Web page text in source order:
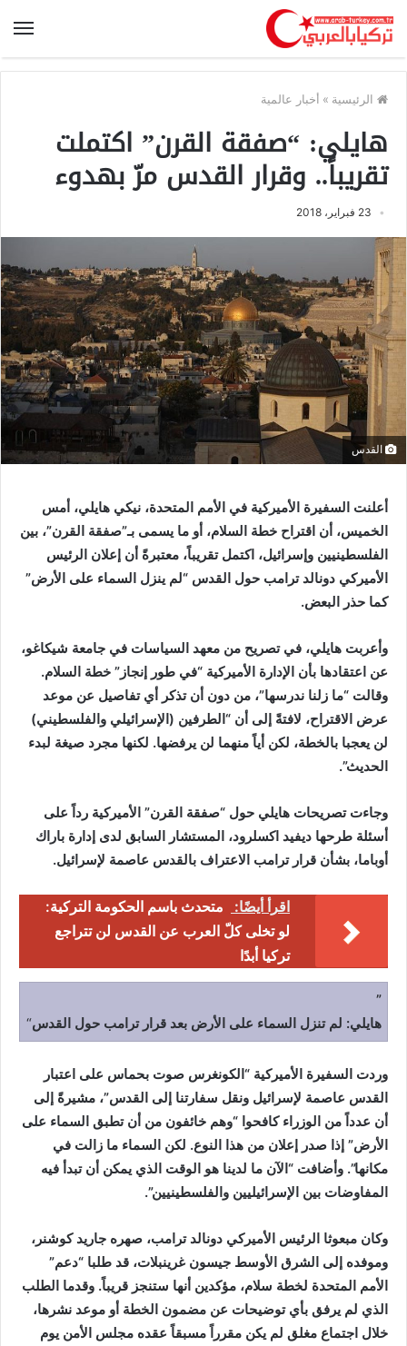
الرئيسية » أخبار عالمية
هايلي: “صفقة القرن” اكتملت
تقريباً.. وقرار القدس مرّ بهدوء
23 فبراير، 2018
القدس
أعلنت السفيرة الأميركية في الأمم المتحدة، نيكي هايلي، أمس
الخميس، أن اقتراح خطة السلام، أو ما يسمى بـ”صفقة القرن”، بين
الفلسطينيين وإسرائيل، اكتمل تقريباً، معتبرةً أن إعلان الرئيس
الأميركي دونالد ترامب حول القدس “لم ينزل السماء على الأرض”
كما حذر البعض.
وأعربت هايلي، في تصريح من معهد السياسات في جامعة شيكاغو،
عن اعتقادها بأن الإدارة الأميركية “في طور إنجاز” خطة السلام.
وقالت “ما زلنا ندرسها”، من دون أن تذكر أي تفاصيل عن موعد
عرض الاقتراح، لافتةً إلى أن “الطرفين (الإسرائيلي والفلسطيني)
لن يعجبا بالخطة، لكن أياً منهما لن يرفضها. لكنها مجرد صيغة لبدء
الحديث”.
وجاءت تصريحات هايلي حول “صفقة القرن” الأميركية رداً على
أسئلة طرحها ديفيد اكسلرود، المستشار السابق لدى إدارة باراك
أوباما، بشأن قرار ترامب الاعتراف بالقدس عاصمة لإسرائيل.
اقرأ أيضًا:
متحدث باسم الحكومة التركية:
لو تخلى كلّ العرب عن القدس لن تتراجع
تركيا أبدًا
”
هايلي: لم تنزل السماء على الأرض بعد قرار ترامب حول القدس“
وردت السفيرة الأميركية “الكونغرس صوت بحماس على اعتبار
القدس عاصمة لإسرائيل ونقل سفارتنا إلى القدس”، مشيرةً إلى
أن عدداً من الوزراء كافحوا “وهم خائفون من أن تطبق السماء على
الأرض” إذا صدر إعلان من هذا النوع. لكن السماء ما زالت في
مكانها”. وأضافت “الآن ما لدينا هو الوقت الذي يمكن أن تبدأ فيه
المفاوضات بين الإسرائيليين والفلسطينيين”.
وكان مبعوثا الرئيس الأميركي دونالد ترامب، صهره جاريد كوشنر،
وموفده إلى الشرق الأوسط جيسون غرينبلات، قد طلبا “دعم”
الأمم المتحدة لخطة سلام، مؤكدين أنها ستنجز قريباً. وقدما الطلب
الذي لم يرفق بأي توضيحات عن مضمون الخطة أو موعد نشرها،
خلال اجتماع مغلق لم يكن مقرراً مسبقاً عقده مجلس الأمن يوم